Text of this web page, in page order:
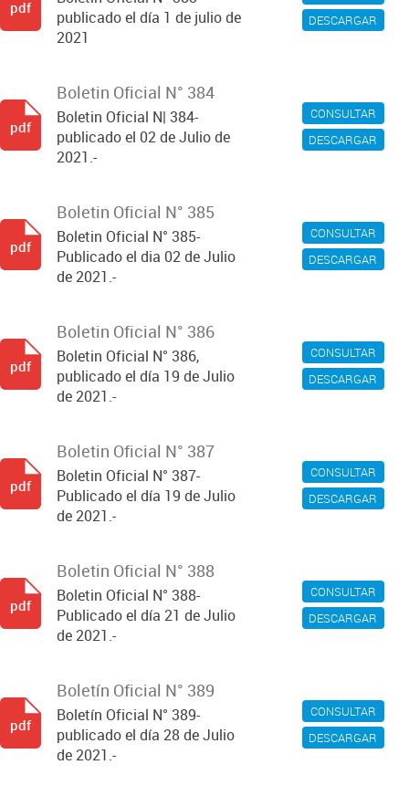
DESCARGAR
publicado el día 1 de julio de
2021
pdf
CONSULTAR
DESCARGAR
Boletin Oficial N° 384
Boletin Oficial N| 384-
publicado el 02 de Julio de
2021.-
pdf
CONSULTAR
DESCARGAR
Boletin Oficial N° 385
Boletin Oficial N° 385-
Publicado el dia 02 de Julio
de 2021.-
pdf
CONSULTAR
DESCARGAR
Boletin Oficial N° 386
Boletin Oficial N° 386,
publicado el día 19 de Julio
de 2021.-
pdf
CONSULTAR
DESCARGAR
Boletin Oficial N° 387
Boletin Oficial N° 387-
Publicado el día 19 de Julio
de 2021.-
pdf
CONSULTAR
DESCARGAR
Boletin Oficial N° 388
Boletin Oficial N° 388-
Publicado el día 21 de Julio
de 2021.-
pdf
CONSULTAR
DESCARGAR
Boletín Oficial N° 389
Boletín Oficial N° 389-
publicado el día 28 de Julio
de 2021.-
pdf